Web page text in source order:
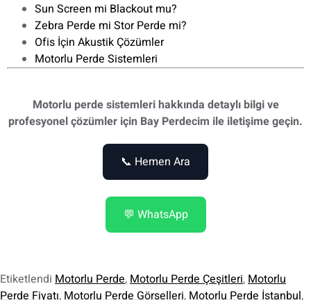
Sun Screen mi Blackout mu?
Zebra Perde mi Stor Perde mi?
Ofis İçin Akustik Çözümler
Motorlu Perde Sistemleri
Motorlu perde sistemleri hakkında detaylı bilgi ve
profesyonel çözümler için Bay Perdecim ile iletişime geçin.
📞 Hemen Ara
💬 WhatsApp
Etiketlendi Motorlu Perde,Motorlu Perde Çeşitleri,Motorlu
Perde Fiyatı,Motorlu Perde Görselleri,Motorlu Perde İstanbul,